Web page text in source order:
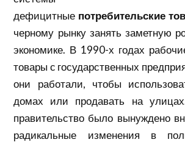
дефицитные потребительские
черному рынку занять заметную
экономике. В 1990-х годах
товары с государственных
они работали, чтобы
домах или продавать на
правительство было вынуждено
радикальные изменения в